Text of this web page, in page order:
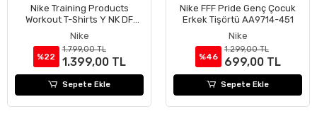
Nike Training Products
Workout T-Shirts Y NK DF
PARK VII JSY SS BV6741-729
Nike
%22
1.799,00 TL
1.399,00 TL
Sepete Ekle
Nike FFF Pride Genç Çocuk
Erkek Tişörtü AA9714-451
Nike
%46
1.299,00 TL
699,00 TL
Sepete Ekle